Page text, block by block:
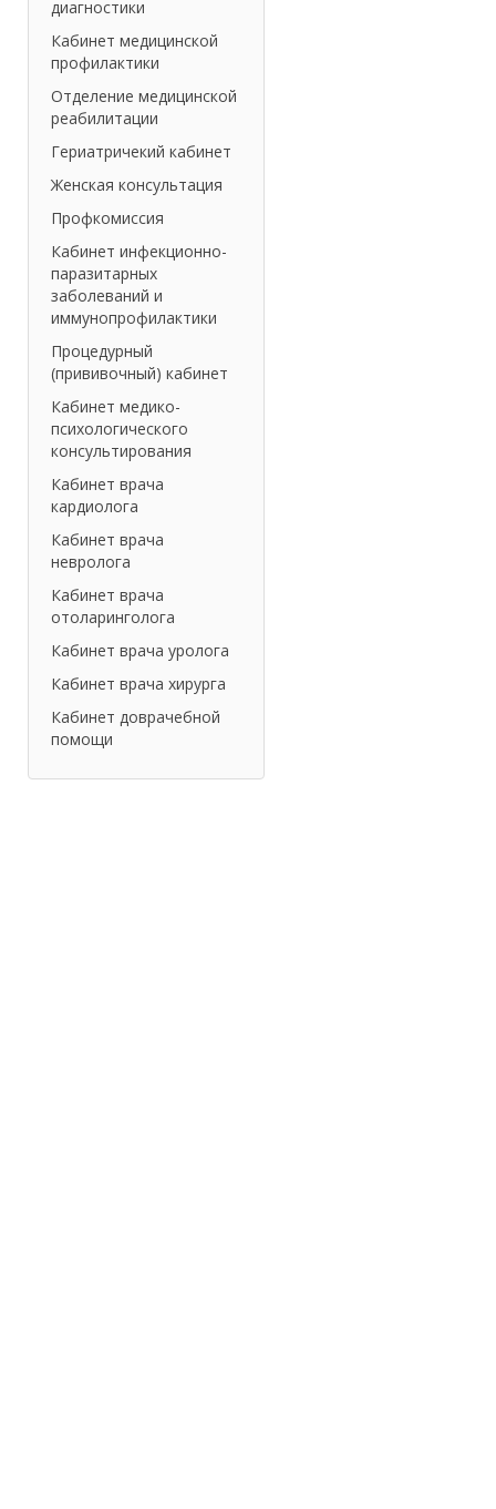
диагностики
Кабинет медицинской
профилактики
Отделение медицинской
реабилитации
Гериатричекий кабинет
Женская консультация
Профкомиссия
Кабинет инфекционно-
паразитарных
заболеваний и
иммунопрофилактики
Процедурный
(прививочный) кабинет
Кабинет медико-
психологического
консультирования
Кабинет врача
кардиолога
Кабинет врача
невролога
Кабинет врача
отоларинголога
Кабинет врача уролога
Кабинет врача хирурга
Кабинет доврачебной
помощи